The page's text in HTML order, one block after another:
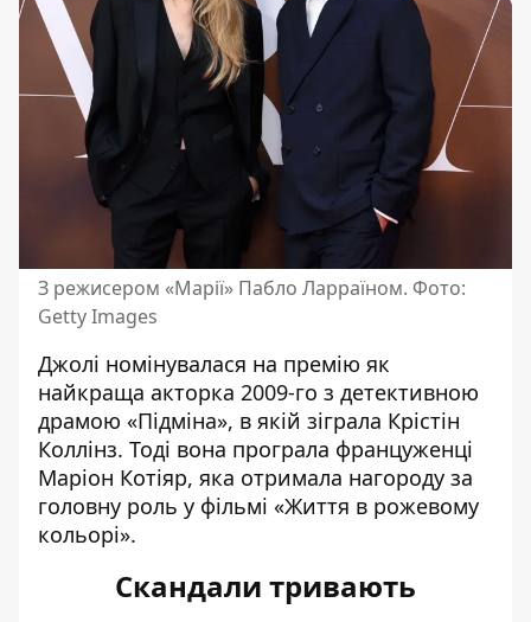
З режисером «Марії» Пабло Ларраїном. Фото:
Getty Images
Джолі номінувалася на премію як
найкраща акторка 2009-го з детективною
драмою «Підміна», в якій зіграла Крістін
Коллінз. Тоді вона програла француженці
Маріон Котіяр, яка отримала нагороду за
головну роль у фільмі «Життя в рожевому
кольорі».
Скандали тривають